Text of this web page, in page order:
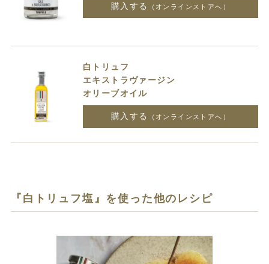
購入する （オンラインストアへ）
白トリュフ
エキストラヴァージン
オリーブオイル
購入する （オンラインストアへ）
『白トリュフ塩』を使った他のレシピ